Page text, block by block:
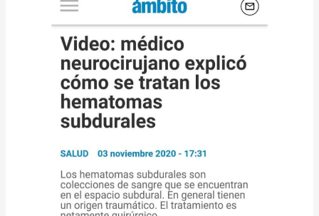
Financiero)
neurocirujano
hematomas